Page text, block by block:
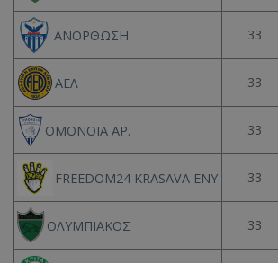
ΑΝΟΡΘΩΣΗ 33
ΑΕΛ 33
ΟΜΟΝΟΙΑ ΑΡ. 33
FREEDOM24 KRASAVA ΕΝΥ 33
ΟΛΥΜΠΙΑΚΟΣ 33